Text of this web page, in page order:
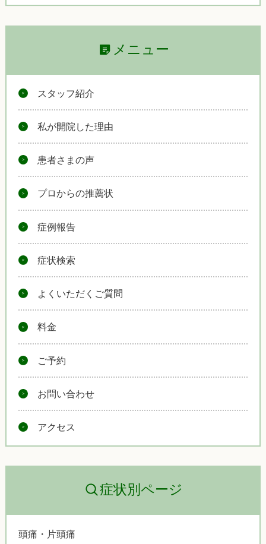
メニュー
スタッフ紹介
私が開院した理由
患者さまの声
プロからの推薦状
症例報告
症状検索
よくいただくご質問
料金
ご予約
お問い合わせ
アクセス
症状別ページ
頭痛・片頭痛